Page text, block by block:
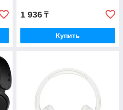
1 936 ₸
Купить